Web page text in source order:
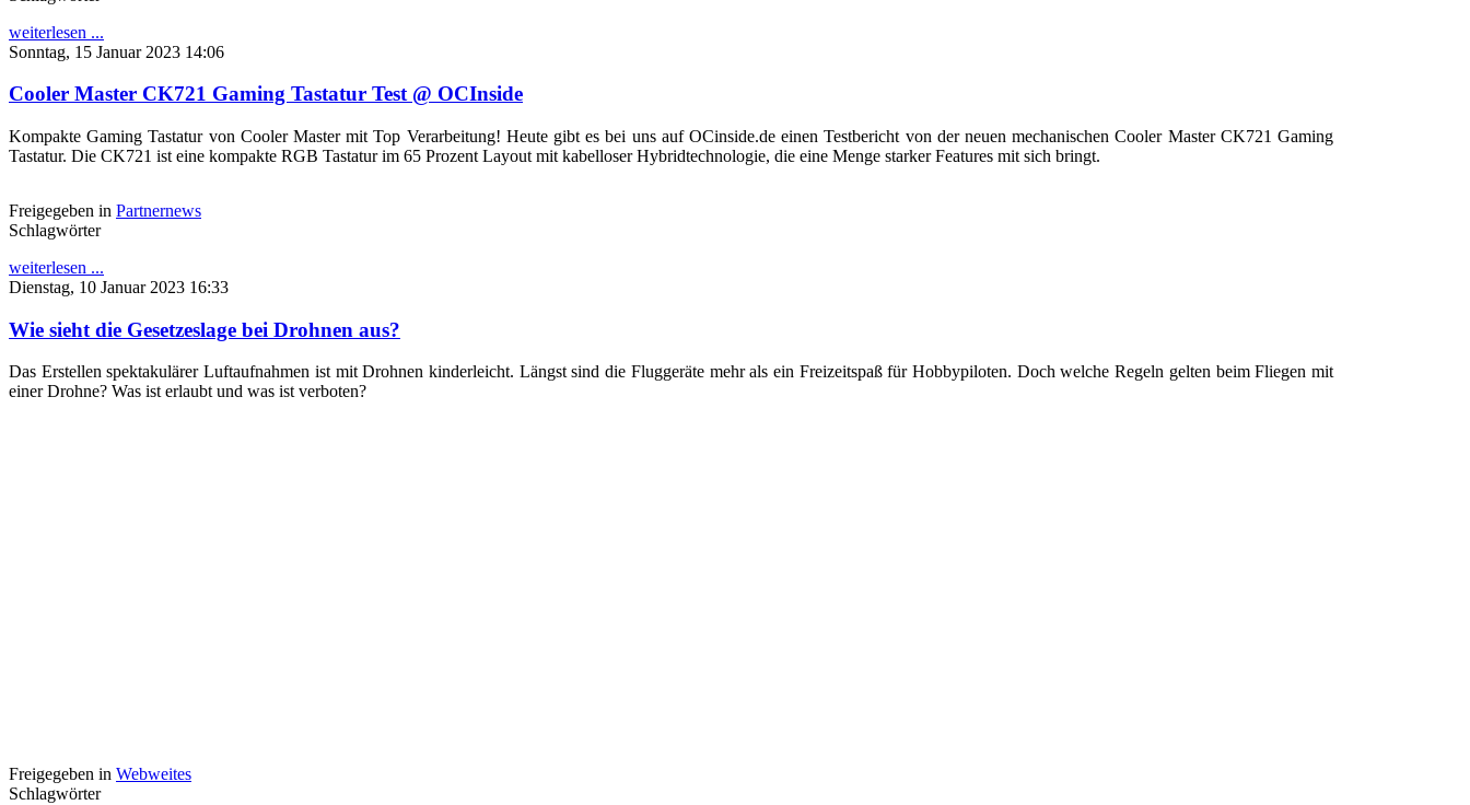
weiterlesen ...
Sonntag, 15 Januar 2023 14:06
Cooler Master CK721 Gaming Tastatur Test @ OCInside
Kompakte Gaming Tastatur von Cooler Master mit Top Verarbeitung! Heute gibt es bei uns auf OCinside.de einen Testbericht von der neuen mechanischen Cooler Master CK721 Gaming
Tastatur. Die CK721 ist eine kompakte RGB Tastatur im 65 Prozent Layout mit kabelloser Hybridtechnologie, die eine Menge starker Features mit sich bringt.
Freigegeben in Partnernews
Schlagwörter
weiterlesen ...
Dienstag, 10 Januar 2023 16:33
Wie sieht die Gesetzeslage bei Drohnen aus?
Das Erstellen spektakulärer Luftaufnahmen ist mit Drohnen kinderleicht. Längst sind die Fluggeräte mehr als ein Freizeitspaß für Hobbypiloten. Doch welche Regeln gelten beim Fliegen mit
einer Drohne? Was ist erlaubt und was ist verboten?
Freigegeben in Webweites
Schlagwörter